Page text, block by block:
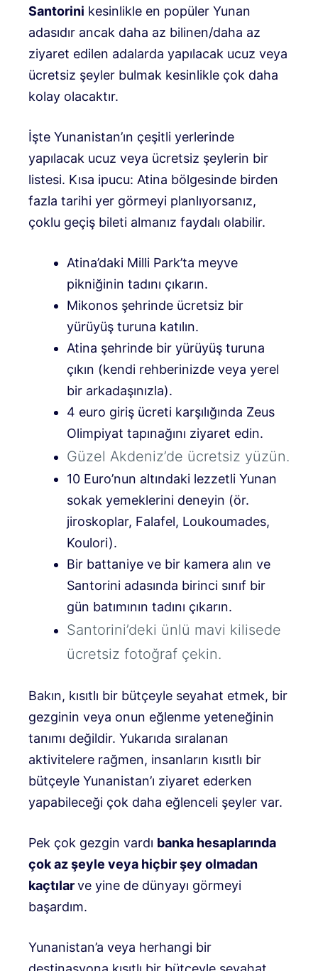
Santorini kesinlikle en popüler Yunan
adasıdır ancak daha az bilinen/daha az
ziyaret edilen adalarda yapılacak ucuz veya
ücretsiz şeyler bulmak kesinlikle çok daha
kolay olacaktır.
İşte Yunanistan’ın çeşitli yerlerinde
yapılacak ucuz veya ücretsiz şeylerin bir
listesi. Kısa ipucu: Atina bölgesinde birden
fazla tarihi yer görmeyi planlıyorsanız,
çoklu geçiş bileti almanız faydalı olabilir.
Atina’daki Milli Park’ta meyve
pikniğinin tadını çıkarın.
Mikonos şehrinde ücretsiz bir
yürüyüş turuna katılın.
Atina şehrinde bir yürüyüş turuna
çıkın (kendi rehberinizde veya yerel
bir arkadaşınızla).
4 euro giriş ücreti karşılığında Zeus
Olimpiyat tapınağını ziyaret edin.
Güzel Akdeniz’de ücretsiz yüzün.
10 Euro’nun altındaki lezzetli Yunan
sokak yemeklerini deneyin (ör.
jiroskoplar, Falafel, Loukoumades,
Koulori).
Bir battaniye ve bir kamera alın ve
Santorini adasında birinci sınıf bir
gün batımının tadını çıkarın.
Santorini’deki ünlü mavi kilisede
ücretsiz fotoğraf çekin.
Bakın, kısıtlı bir bütçeyle seyahat etmek, bir
gezginin veya onun eğlenme yeteneğinin
tanımı değildir. Yukarıda sıralanan
aktivitelere rağmen, insanların kısıtlı bir
bütçeyle Yunanistan’ı ziyaret ederken
yapabileceği çok daha eğlenceli şeyler var.
Pek çok gezgin vardı banka hesaplarında
çok az şeyle veya hiçbir şey olmadan
kaçtılarve yine de dünyayı görmeyi
başardım.
Yunanistan’a veya herhangi bir